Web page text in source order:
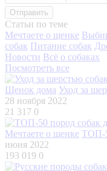
Отправить
Статьи по теме
Мечтаете о щенке
собак Питание собак
Новости Всё о собаках
Посмотреть все
Щенок дома Уход за
28 ноября 2022
21 317 0
Мечтаете о щенке ТОП-
июня 2022
193 019 0